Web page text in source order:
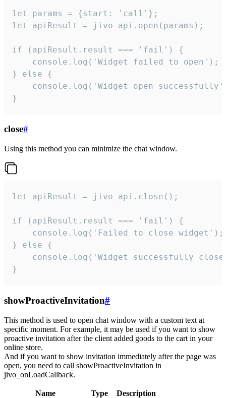
let params = {start: 'call'};
let apiResult = jivo_api.open(params);
if (apiResult.result === 'fail') {
    console.log('Widget failed to open');
} else {
console.log('Widget open
}
close#
Using this method you can minimize the chat window.
let apiResult = jivo_api.close();
if (apiResult.result === 'fail') {
    console.log('Failed to close widget');
} else {
console.log('Widget successfully
}
showProactiveInvitation#
This method is used to open chat window with a custom text at
specific moment. For example, it may be used if you want to show
proactive invitation after the client added goods to the cart in your
online store.
And if you want to show invitation immediately after the page was
open, you need to call showProactiveInvitation in
jivo_onLoadCallback.
Name Type
Description